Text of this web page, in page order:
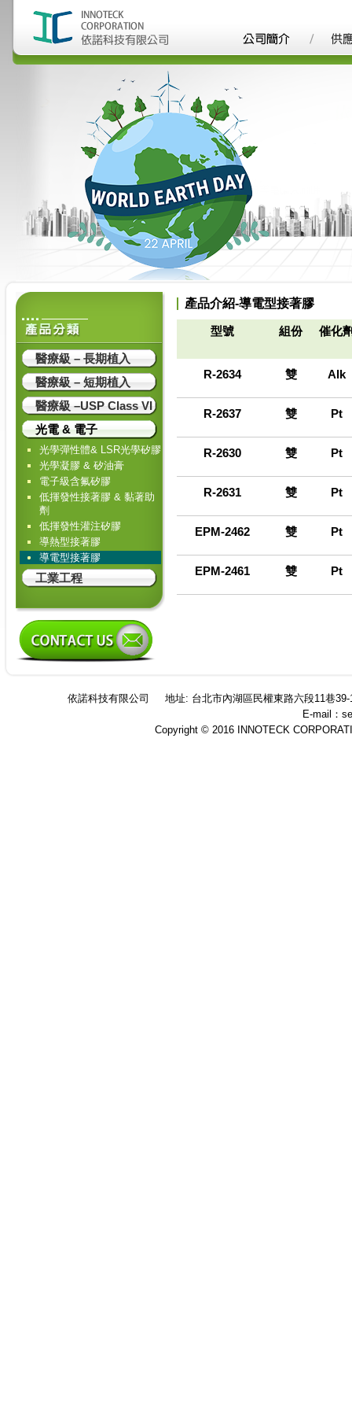
醫療級 – 長期植入
醫療級 – 短期植入
醫療級 –USP Class VI
光電 & 電子
光學彈性體& LSR光學矽膠
光學凝膠 & 矽油膏
電子級含氟矽膠
低揮發性接著膠 & 黏著助
劑
低揮發性灌注矽膠
導熱型接著膠
導電型接著膠
工業工程
產品介紹-導電型接著膠
型號 組份 催化
R-2634 雙 Alk
R-2637 雙 Pt
R-2630 雙 Pt
R-2631 雙 Pt
EPM-2462 雙 Pt
EPM-2461 雙 Pt
依諾科技有限公司
地址: 台北市內湖區民權東路六段11巷
E-mail：
Copyright © 2016 INNOTECK